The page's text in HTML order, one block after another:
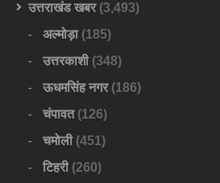
उत्तराखंड खबर(3,493)
अल्मोड़ा(185)
उत्तरकाशी(348)
ऊधमसिंह नगर(186)
चंपावत(126)
चमोली(451)
टिहरी(260)